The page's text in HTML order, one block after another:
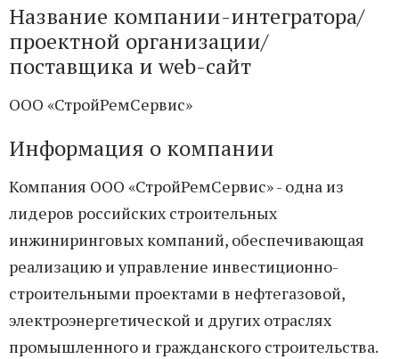
Название компании-интегратора/
проектной организации/
поставщика и web-сайт
ООО «СтройРемСервис»
Информация о компании
Компания ООО «СтройРемСервис» - одна из
лидеров российских строительных
инжиниринговых компаний, обеспечивающая
реализацию и управление инвестиционно-
строительными проектами в нефтегазовой,
электроэнергетической и других отраслях
промышленного и гражданского строительства.